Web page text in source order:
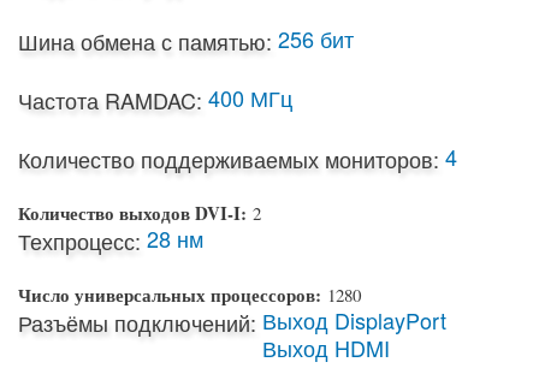
Шина обмена с памятью: 256 бит
Частота RAMDAC: 400 МГц
Количество поддерживаемых мониторов: 4
Количество выходов DVI-I: 2
Техпроцесс: 28 нм
Число универсальных процессоров: 1280
Разъёмы подключений: Выход DisplayPort
Выход HDMI